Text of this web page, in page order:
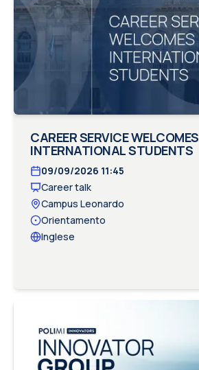
CAREER SERVICE WELCOMES
INTERNATIONAL STUDENTS
09/09/2026 11:45
Career talk
Campus Leonardo
Orientamento
Inglese